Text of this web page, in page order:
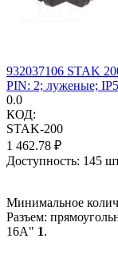
932037106 STAK
PIN: 2; луженые;
0.0
КОД:
STAK-200
1 462.78 ₽
Доступность: 145
Минимальное
Разъем:
16А" 1.